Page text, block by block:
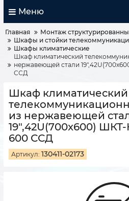
Меню
Главная
Монтаж
Шкафы и стойки
Шкафы климатические
Шкаф климатический
нержавеющей стали
ССД
Шкаф климатический
из нержавеющей
19",42U(700x600)
600 ССД
Артикул: 130411-02173